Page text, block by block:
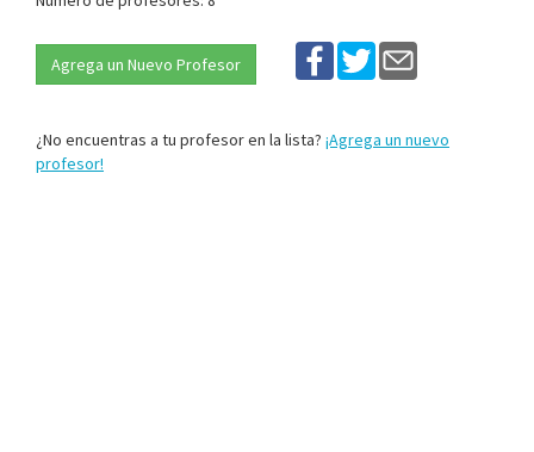
Agrega un Nuevo Profesor
¿No encuentras a tu profesor en la lista? ¡Agrega un nuevo
profesor!